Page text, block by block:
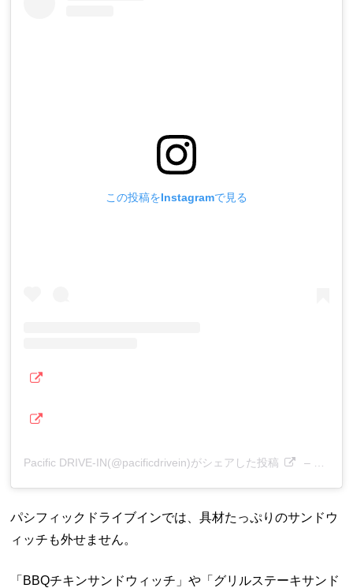
この投稿をInstagramで見る
Pacific DRIVE-IN(@pacificdrivein)がシェアした投稿 –
パシフィックドライブインでは、具材たっぷりのサンドウ
ィッチも外せません。
「BBQチキンサンドウィッチ」や「グリルステーキサンド